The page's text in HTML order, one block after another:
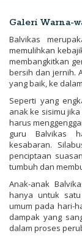
Galeri Warna-
Balvikas
memulihkan
membangkitkan
bersih dan jernih.
yang baik, ke
Seperti yang
anak ke sisimu
harus
guru Balvikas
kesabaran.
penciptaan
tumbuh dan
Anak-anak
hanya untuk
umum pada hari-
dampak yang
dalam proses